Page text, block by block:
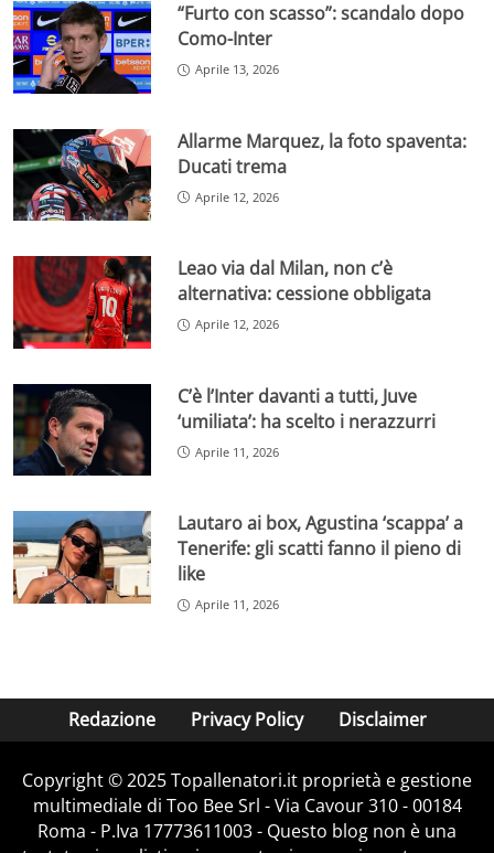
“Furto con scasso”: scandalo dopo
Como-Inter
Aprile 13, 2026
Allarme Marquez, la foto spaventa:
Ducati trema
Aprile 12, 2026
Leao via dal Milan, non c’è
alternativa: cessione obbligata
Aprile 12, 2026
C’è l’Inter davanti a tutti, Juve
‘umiliata’: ha scelto i nerazzurri
Aprile 11, 2026
Lautaro ai box, Agustina ‘scappa’ a
Tenerife: gli scatti fanno il pieno di
like
Aprile 11, 2026
Redazione Privacy Policy Disclaimer
Copyright © 2025 Topallenatori.it proprietà e gestione
multimediale di Too Bee Srl - Via Cavour 310 - 00184
Roma - P.Iva 17773611003 - Questo blog non è una